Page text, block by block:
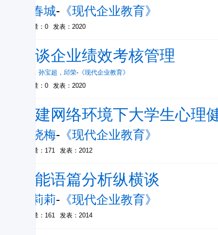
杨春城- 《现代企业教育》
被引量：0 发表：2020
浅谈企业绩效考核管理
， 孙宝超 ， 邱荣- 《现代企业教育》
被引量：0
发表：2020
构建网络环境下大学生心理
沈晓梅- 《现代企业教育》
被引量：171 发表：2012
功能语篇分析纵横谈
吴莉莉- 《现代企业教育》
被引量：161 发表：2014